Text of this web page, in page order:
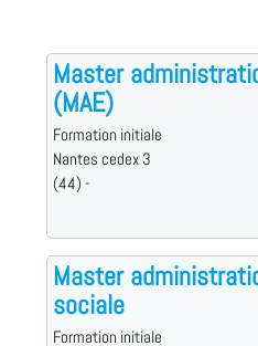
Master
(MAE)
Formation initiale
Nantes cedex 3
(44) -
Master
sociale
Formation initiale